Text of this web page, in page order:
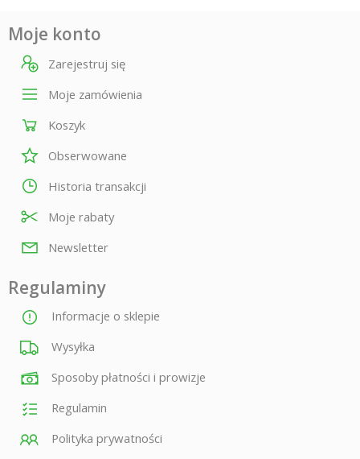
Moje konto
Zarejestruj się
Moje zamówienia
Koszyk
Obserwowane
Historia transakcji
Moje rabaty
Newsletter
Regulaminy
Informacje o sklepie
Wysyłka
Sposoby płatności i prowizje
Regulamin
Polityka prywatności